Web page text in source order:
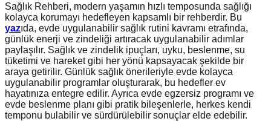
Sağlık Rehberi, modern yaşamın hızlı temposunda sağlığı
kolayca korumayı hedefleyen kapsamlı bir rehberdir. Bu
yazıda, evde uygulanabilir sağlık rutini kavramı etrafında,
günlük enerji ve zindeliği artıracak uygulanabilir adımlar
paylaşılır. Sağlık ve zindelik ipuçları, uyku, beslenme, su
tüketimi ve hareket gibi her yönü kapsayacak şekilde bir
araya getirilir. Günlük sağlık önerileriyle evde kolayca
uygulanabilir programlar oluşturarak, bu hedefler ev
hayatınıza entegre edilir. Ayrıca evde egzersiz programı ve
evde beslenme planı gibi pratik bileşenlerle, herkes kendi
temponu bulabilir ve sürdürülebilir sonuçlar elde edebilir.